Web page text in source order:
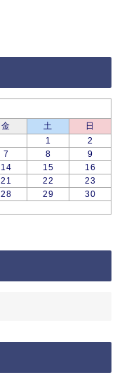
金 土
日
1
2
7 8
9
14 15
16
21 22
23
28 29
30